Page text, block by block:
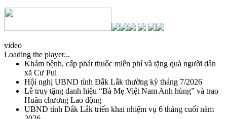
video
Loading the player...
Khám bệnh, cấp phát thuốc miễn phí và tặng quà người dân
xã Cư Pui
Hội nghị UBND tỉnh Đắk Lắk thường kỳ tháng 7/2026
Lễ truy tặng danh hiệu “Bà Mẹ Việt Nam Anh hùng” và trao
Huân chương Lao động
UBND tỉnh Đắk Lắk triển khai nhiệm vụ 6 tháng cuối năm